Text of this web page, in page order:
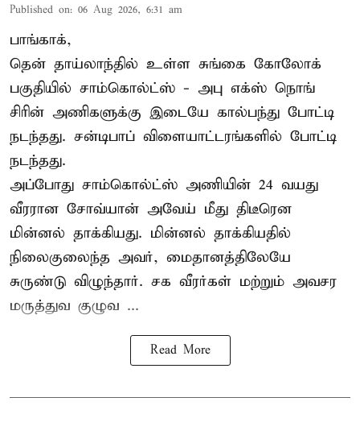
Published on: 06 Aug 2026, 6:31 am
பாங்காக்,
தென் தாய்லாந்தில் உள்ள சுங்கை கோலோக்
பகுதியில் சாம்கொல்ட்ஸ் - அபு எக்ஸ் நொங்
சிரின் அணிகளுக்கு இடையே கால்பந்து போட்டி
நடந்தது. சன்டிபாப் விளையாட்டரங்களில் போட்டி
நடந்தது.
அப்போது சாம்கொல்ட்ஸ் அணியின் 24 வயது
வீரரான சோவ்யான் அவேய் மீது திடீரென
மின்னல் தாக்கியது. மின்னல் தாக்கியதில்
நிலைகுலைந்த அவர், மைதானத்திலேயே
சுருண்டு விழுந்தார். சக வீரர்கள் மற்றும் அவசர
மருத்துவ குழுவ ...
Read More